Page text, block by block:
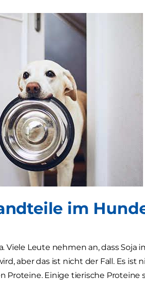
im
Viele Leute nehmen an, dass
aber das ist nicht der Fall. Es ist
Proteine. Einige tierische Proteine